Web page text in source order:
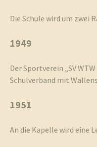
Die Schule wird um zwei
1949
Der Sportverein „SV
Schulverband mit
1951
An die Kapelle wird eine